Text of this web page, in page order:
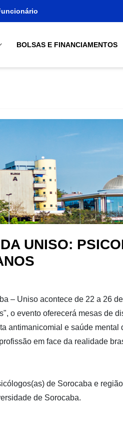
BOLSAS E FINANCIAMENTOS
UNISO:
– Uniso acontece de 22 a 26
o evento oferecerá mesas de
antimanicomial e saúde
em face da realidade
de Sorocaba e
de Sorocaba.